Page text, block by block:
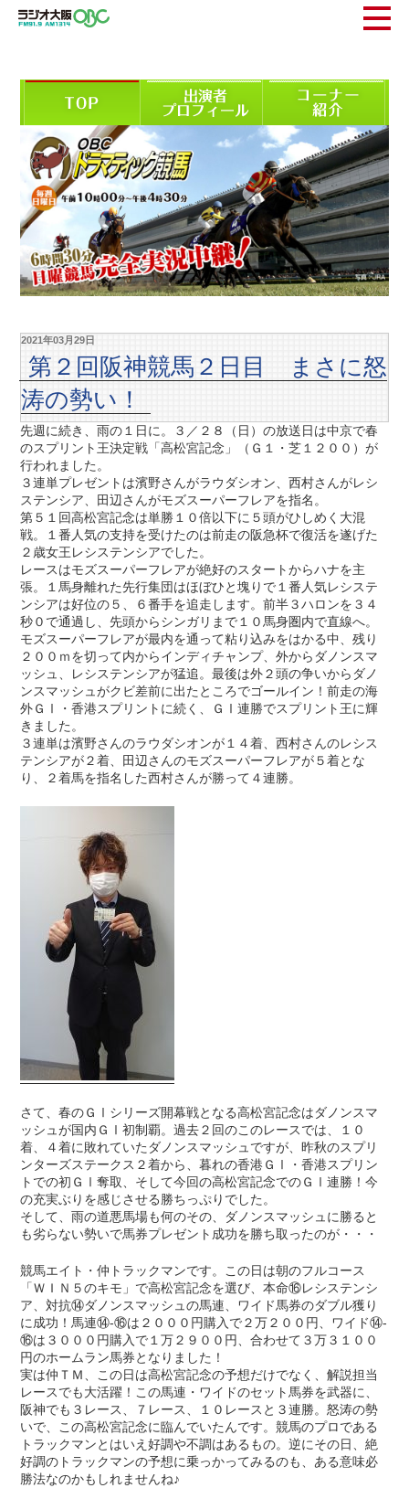
2021年03月29日
第２回阪神競馬２日目 まさに怒
涛の勢い！
先週に続き、雨の１日に。３／２８（日）の放送日は中京で春
のスプリント王決定戦「高松宮記念」（Ｇ１・芝１２００）が
行われました。
３連単プレゼントは濱野さんがラウダシオン、西村さんがレシ
ステンシア、田辺さんがモズスーパーフレアを指名。
第５１回高松宮記念は単勝１０倍以下に５頭がひしめく大混
戦。１番人気の支持を受けたのは前走の阪急杯で復活を遂げた
２歳女王レシステンシアでした。
レースはモズスーパーフレアが絶好のスタートからハナを主
張。１馬身離れた先行集団はほぼひと塊りで１番人気レシステ
ンシアは好位の５、６番手を追走します。前半３ハロンを３４
秒０で通過し、先頭からシンガリまで１０馬身圏内で直線へ。
モズスーパーフレアが最内を通って粘り込みをはかる中、残り
２００ｍを切って内からインディチャンプ、外からダノンスマ
ッシュ、レシステンシアが猛追。最後は外２頭の争いからダノ
ンスマッシュがクビ差前に出たところでゴールイン！前走の海
外ＧⅠ・香港スプリントに続く、ＧⅠ連勝でスプリント王に輝
きました。
３連単は濱野さんのラウダシオンが１４着、西村さんのレシス
テンシアが２着、田辺さんのモズスーパーフレアが５着とな
り、２着馬を指名した西村さんが勝って４連勝。
さて、春のＧⅠシリーズ開幕戦となる高松宮記念はダノンスマ
ッシュが国内ＧⅠ初制覇。過去２回のこのレースでは、１０
着、４着に敗れていたダノンスマッシュですが、昨秋のスプリ
ンターズステークス２着から、暮れの香港ＧⅠ・香港スプリン
トでの初ＧⅠ奪取、そして今回の高松宮記念でのＧⅠ連勝！今
の充実ぶりを感じさせる勝ちっぷりでした。
そして、雨の道悪馬場も何のその、ダノンスマッシュに勝ると
も劣らない勢いで馬券プレゼント成功を勝ち取ったのが・・・
競馬エイト・仲トラックマンです。この日は朝のフルコース
「ＷＩＮ５のキモ」で高松宮記念を選び、本命⑯レシステンシ
ア、対抗⑭ダノンスマッシュの馬連、ワイド馬券のダブル獲り
に成功！馬連⑭-⑯は２０００円購入で２万２００円、ワイド⑭-
⑯は３０００円購入で１万２９００円、合わせて３万３１００
円のホームラン馬券となりました！
実は仲ＴＭ、この日は高松宮記念の予想だけでなく、解説担当
レースでも大活躍！この馬連・ワイドのセット馬券を武器に、
阪神でも３レース、７レース、１０レースと３連勝。怒涛の勢
いで、この高松宮記念に臨んでいたんです。競馬のプロである
トラックマンとはいえ好調や不調はあるもの。逆にその日、絶
好調のトラックマンの予想に乗っかってみるのも、ある意味必
勝法なのかもしれませんね♪